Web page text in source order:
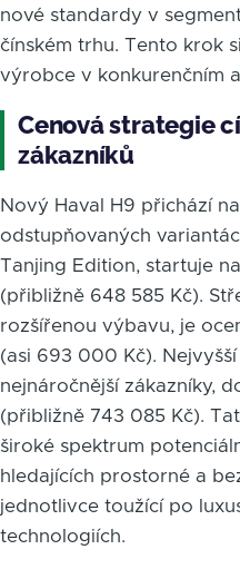
nové standardy v
čínském trhu. Tento krok
výrobce v konkurenčním
Cenová strategie
zákazníků
Nový Haval H9 přichází
odstupňovaných
Tanjing Edition, startuje
(přibližně 648 585 Kč).
rozšířenou výbavu, je
(asi 693 000 Kč).
nejnáročnější zákazníky,
(přibližně 743 085 Kč).
široké spektrum
hledajících prostorné a
jednotlivce toužící po
technologiích.